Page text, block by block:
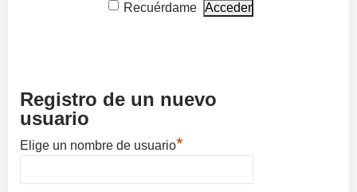
Recuérdame
Registro de un nuevo
usuario
Elige un nombre de usuario*